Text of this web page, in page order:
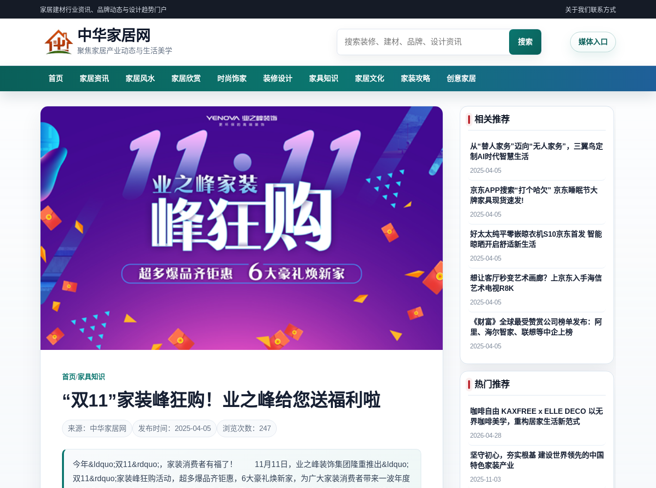
家居建材行业资讯、品牌动态与设计趋势门户 关于我们联系方式
中华家居网
聚焦家居产业动态与生活美学
搜索 媒体入口
首页 家居资讯 家居风水 家居欣赏 时尚饰家 装修设计 家具知识 家居文化 家装攻略 创意家居
首页/家具知识
“双11”家装峰狂购！业之峰给您送福利啦
来源：中华家居网 发布时间：2025-04-05 浏览次数：247
今年&ldquo;双11&rdquo;，家装消费者有福了！ 11月11日，业之峰装饰集团隆重推出&ldquo;
双11&rdquo;家装峰狂购活动，超多爆品齐钜惠，6大豪礼焕新家，为广大家装消费者带来一波年度
相关推荐
从“替人家务”迈向“无人家务”，三翼鸟定
制AI时代智慧生活
2025-04-05
京东APP搜索“打个哈欠” 京东睡眠节大
牌家具现货速发!
2025-04-05
好太太纯平零嵌晾衣机S10京东首发 智能
晾晒开启舒适新生活
2025-04-05
想让客厅秒变艺术画廊？上京东入手海信
艺术电视R8K
2025-04-05
《财富》全球最受赞赏公司榜单发布：阿
里、海尔智家、联想等中企上榜
2025-04-05
热门推荐
咖啡自由 KAXFREE x ELLE DECO 以无
界咖啡美学，重构居家生活新范式
2026-04-28
坚守初心，夯实根基 建设世界领先的中国
特色家装产业
2025-11-03